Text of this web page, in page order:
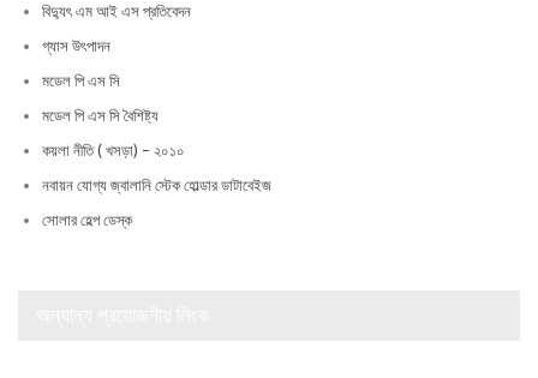
বিদ্যুৎ এম আই এস প্রতিবেদন
গ্যাস উৎপাদন
মডেল পি এস সি
মডেল পি এস সি বৈশিষ্ট্য
কয়লা নীতি ( খসড়া) – ২০১০
নবায়ন যোগ্য জ্বালানি স্টেক হোল্ডার ডাটাবেইজ
সোলার হেল্প ডেস্ক